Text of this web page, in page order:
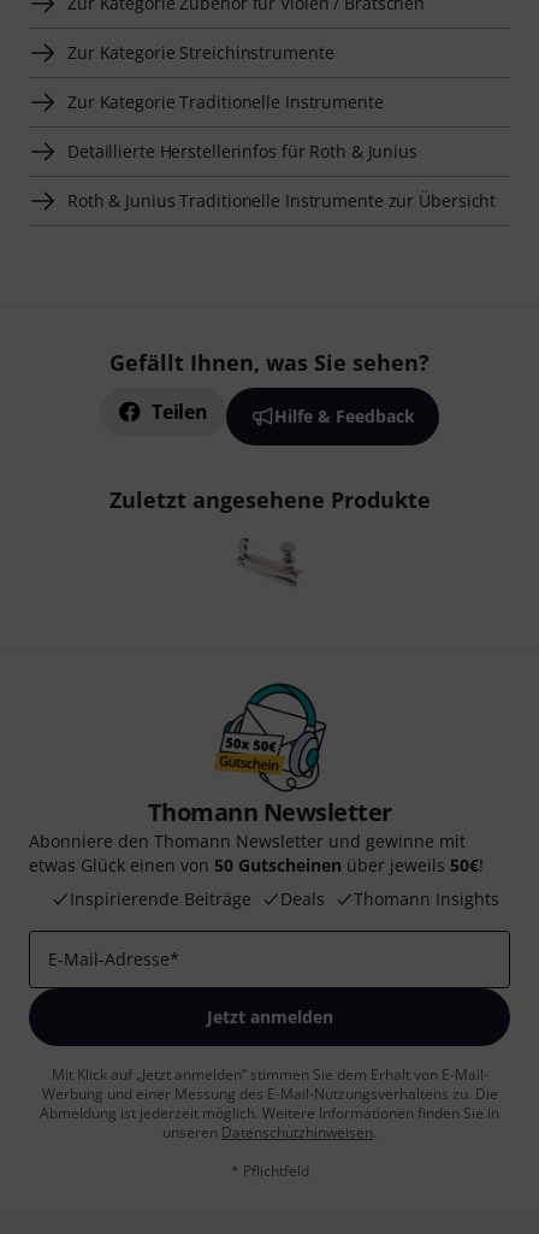
Zur Kategorie Streichinstrumente
Zur Kategorie Traditionelle Instrumente
Detaillierte Herstellerinfos für Roth & Junius
Roth & Junius Traditionelle Instrumente zur Übersicht
Gefällt Ihnen, was Sie sehen?
Teilen Hilfe & Feedback
Zuletzt angesehene Produkte
Thomann Newsletter
Abonniere den Thomann Newsletter und gewinne mit
etwas Glück einen von 50 Gutscheinen über jeweils 50€!
Inspirierende Beiträge
Deals Thomann Insights
E-Mail-Adresse*
Jetzt anmelden
Mit Klick auf „Jetzt anmelden“ stimmen Sie dem Erhalt von E-Mail-
Werbung und einer Messung des E-Mail-Nutzungsverhaltens zu. Die
Abmeldung ist jederzeit möglich. Weitere Informationen finden Sie in
unseren Datenschutzhinweisen.
* Pflichtfeld